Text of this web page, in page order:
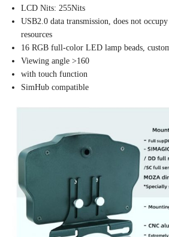
LCD Nits: 255Nits
USB2.0 data transmission, does not
resources
16 RGB full-color LED lamp beads,
Viewing angle >160
with touch function
SimHub compatible